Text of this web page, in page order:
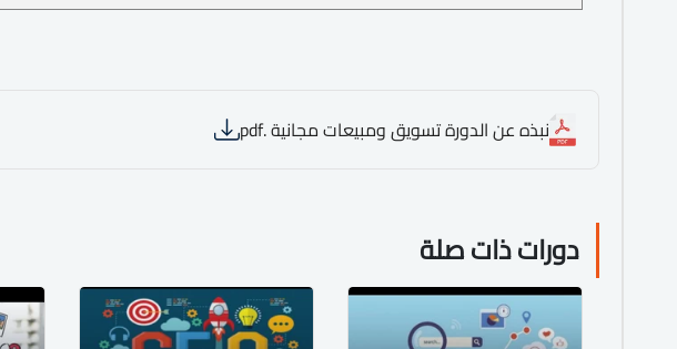
نبذه عن الدورة تسويق ومبيعات مجانية .pdf
دورات ذات صلة